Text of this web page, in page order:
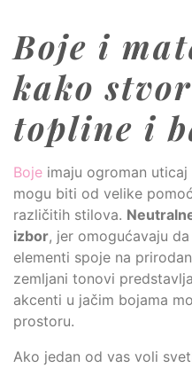
Boje i
kako
topline i
Boje imaju ogroman
mogu biti od velike
različitih stilova.
izbor, jer omogućavaju
elementi spoje na
zemljani tonovi
akcenti u jačim bojama
prostoru.
Ako jedan od vas voli